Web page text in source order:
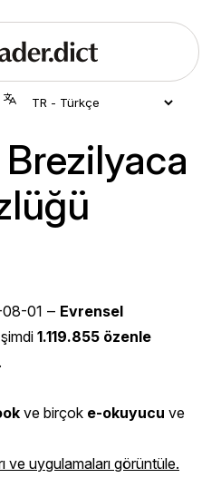
01 ‒ Evrensel
1.119.855 özenle
ve birçok e-okuyucu ve
ve uygulamaları görüntüle.